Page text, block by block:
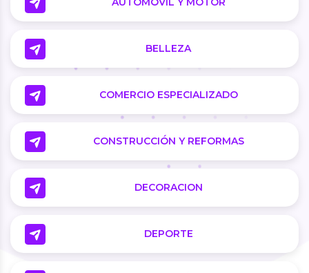
BELLEZA
COMERCIO ESPECIALIZADO
CONSTRUCCIÓN Y REFORMAS
DECORACION
DEPORTE